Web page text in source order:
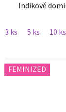
Indikově
3 ks
5 ks 10 ks
FEMINIZED